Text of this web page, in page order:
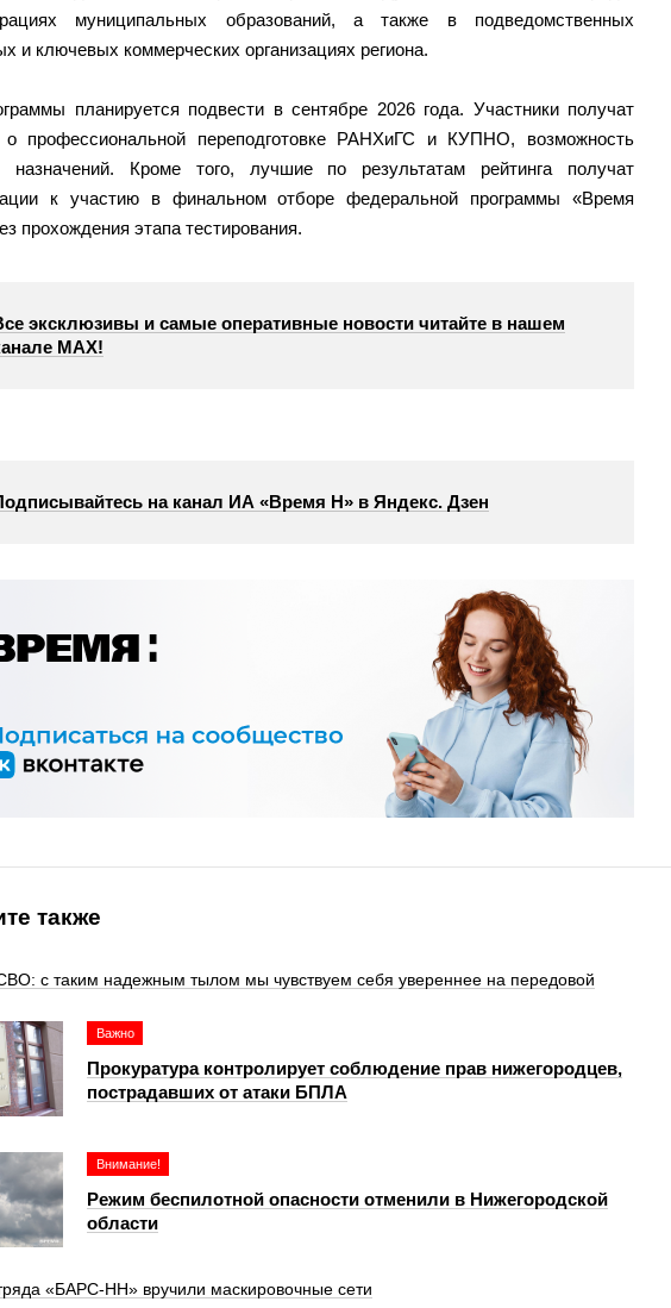
муниципальных образований, а также в подведомственных
и ключевых коммерческих организациях региона.
планируется подвести в сентябре 2026 года. Участники получат
профессиональной переподготовке РАНХиГС и КУПНО, возможность
назначений. Кроме того, лучшие по результатам рейтинга получат
к участию в финальном отборе федеральной программы «Время
прохождения этапа тестирования.
эксклюзивы и самые оперативные новости читайте в нашем
МАХ!
на канал ИА «Время Н» в Яндекс. Дзен
также
с таким надежным тылом мы чувствуем себя увереннее на передовой
Важно
Прокуратура контролирует соблюдение прав нижегородцев,
пострадавших от атаки БПЛА
Внимание!
Режим беспилотной опасности отменили в Нижегородской
области
«БАРС-НН» вручили маскировочные сети